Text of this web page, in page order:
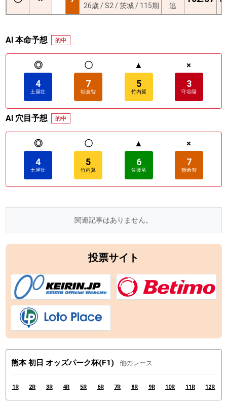
26歳 / S2 / 茨城 / 115期 逃
AI 本命予想 的中
◎
4
土屋壮
〇
7
朝倉智
▲
5
竹内翼
×
3
守谷陽
AI 穴目予想 的中
◎
4
土屋壮
〇
5
竹内翼
▲
6
佐藤竜
×
7
朝倉智
関連記事はありません。
投票サイト
熊本 初日 オッズパーク杯(F1) 他のレース
1R 2R 3R 4R 5R 6R 7R 8R 9R 10R 11R 12R